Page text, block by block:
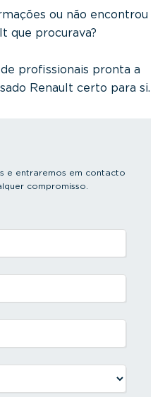
ou não encontrou
que procurava?
profissionais pronta a
Renault certo para si.
e entraremos em contacto
compromisso.